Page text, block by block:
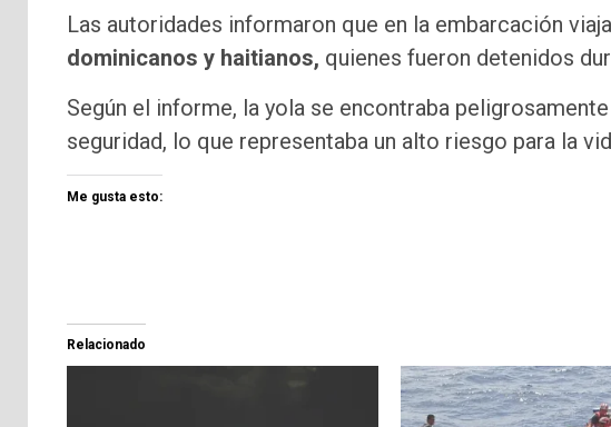
Las autoridades informaron que en la embarcación
dominicanos y haitianos, quienes fueron detenidos
Según el informe, la yola se encontraba
seguridad, lo que representaba un alto riesgo para la
Me gusta esto:
Relacionado